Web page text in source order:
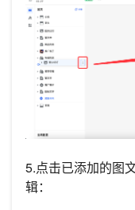
5.点击已添加的图
辑：